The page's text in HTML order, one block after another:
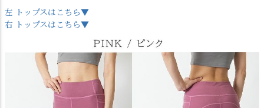
左 トップスはこちら▼
右 トップスはこちら▼